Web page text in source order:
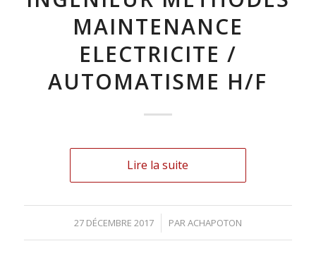
MAINTENANCE
ELECTRICITE /
AUTOMATISME H/F
Lire la suite
27 DÉCEMBRE 2017
/ PARACHAPOTON